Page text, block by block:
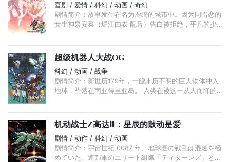
喜剧 / 爱情 / 科幻 / 动画 / 奇幻
剧情简介：故事发生在名为鹿缟的城市中。因为同暗恋的
女生神泉安菜（堀江由衣 配音）告白被拒绝，平凡的少
超级机器人大战OG
科幻 / 动画 / 战争
剧情简介：新世历179年，一艘来历不明的巨大物体冲入
地球，坠落在南亚得里亚岛。 人类在被这一从天而降的
机动战士Z高达Ⅲ：星辰的鼓动是爱
剧情 / 动作 / 科幻 / 动画
剧情简介：宇宙世紀 0087 年、地球圏の戦乱は混迷を極
めていた。連邦軍のエリート組織「ティターンズ」と反